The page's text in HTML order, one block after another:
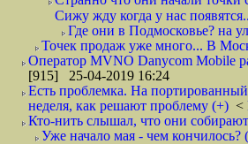
Сижу жду когда у нас
Где они в Подмосковье? на
Точек продаж уже много... В
Оператор MVNO Danycom Mobile
[915] 25-04-2019 16:24
Есть проблемка. На
неделя, как решают проблему (+) <
Кто-нить слышал, что они
Уже начало мая - чем кончилось?